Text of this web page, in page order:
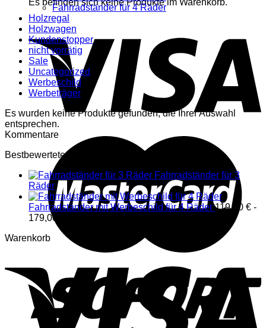
Fahrradständer für 4 Räder
Holzregal
Holzwagen
Kundenstopper
nicht vorrätig
Sale
Uncategorized
Werbeschild
Werbeträger
Es wurden keine Produkte gefunden, die Ihrer Auswahl
entsprechen.
Kommentare
Bestbewertete Produkte
Fahrradständer für 3
Räder
Fahrradständer mit Werbeschild für 4 Räder 119,00 € -
179,00
Warenkorb